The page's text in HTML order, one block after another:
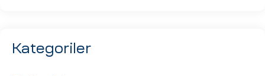
Kategoriler